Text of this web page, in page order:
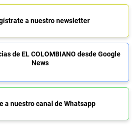
a nuestro newsletter
de EL COLOMBIANO desde Google
News
a nuestro canal de Whatsapp